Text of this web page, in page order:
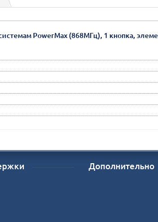
PowerMax (868МГц), 1 кнопка,
Дополнительно